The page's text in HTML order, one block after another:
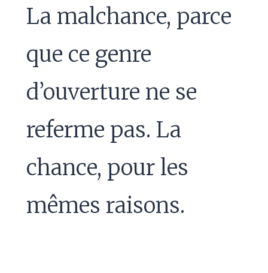
La malchance, parce
que ce genre
d’ouverture ne se
referme pas. La
chance, pour les
mêmes raisons.